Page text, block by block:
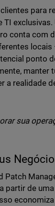
para
exclusivas.
conta com
ponto
manter
a realidade
sua
Patch
partir de